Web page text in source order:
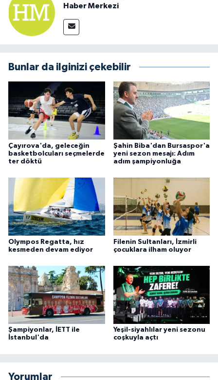
Haber Merkezi
Bunlar da ilginizi çekebilir
Çayırova'da, geleceğin
basketbolcuları seçmelerde
ter döktü
Şahin Biba'dan Bursaspor'a
yeni sezon mesajı: Adım
adım şampiyonluğa
Olympos Regatta, hız
kesmeden devam ediyor
Filenin Sultanları, İzmirli
çocuklara ilham oluyor
Şampiyonlar, İETT ile
İstanbul'da
Yeşil-siyahlılar yeni sezonu
coşkuyla açtı
Yorumlar